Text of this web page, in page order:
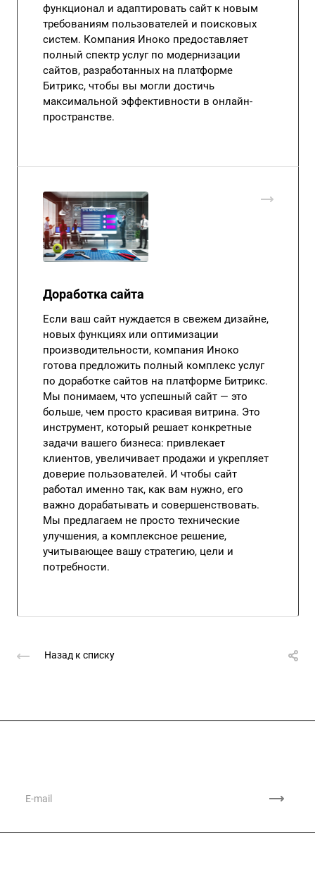
функционал и адаптировать сайт к новым
требованиям пользователей и поисковых
систем. Компания Иноко предоставляет
полный спектр услуг по модернизации
сайтов, разработанных на платформе
Битрикс, чтобы вы могли достичь
максимальной эффективности в онлайн-
пространстве.
Доработка сайта
Если ваш сайт нуждается в свежем дизайне,
новых функциях или оптимизации
производительности, компания Иноко
готова предложить полный комплекс услуг
по доработке сайтов на платформе Битрикс.
Мы понимаем, что успешный сайт — это
больше, чем просто красивая витрина. Это
инструмент, который решает конкретные
задачи вашего бизнеса: привлекает
клиентов, увеличивает продажи и укрепляет
доверие пользователей. И чтобы сайт
работал именно так, как вам нужно, его
важно дорабатывать и совершенствовать.
Мы предлагаем не просто технические
улучшения, а комплексное решение,
учитывающее вашу стратегию, цели и
потребности.
Назад к списку